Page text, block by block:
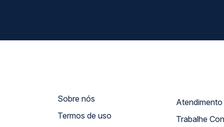
Sobre nós
Termos de uso
Trabalhe